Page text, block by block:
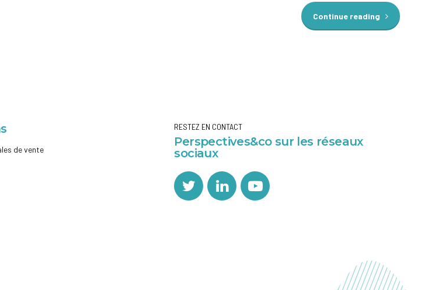
Continue reading
de vente
RESTEZ EN CONTACT
Perspectives&co sur les réseaux
sociaux